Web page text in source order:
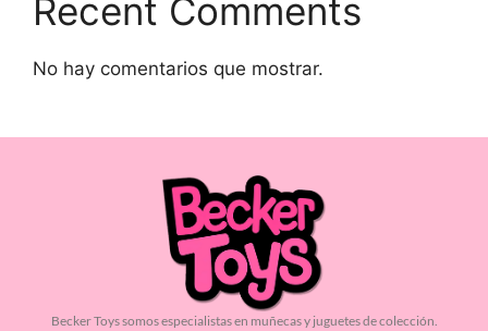
Recent Comments
No hay comentarios que mostrar.
Becker Toys somos especialistas en muñecas y juguetes de colección.